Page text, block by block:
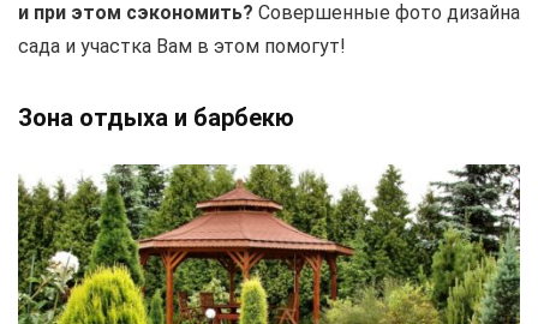
и при этом сэкономить? Совершенные фото дизайна
сада и участка Вам в этом помогут!
Зона отдыха и барбекю